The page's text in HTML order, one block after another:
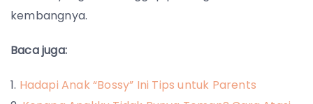
kembangnya.
Baca juga:
Hadapi Anak “Bossy” Ini Tips untuk Parents